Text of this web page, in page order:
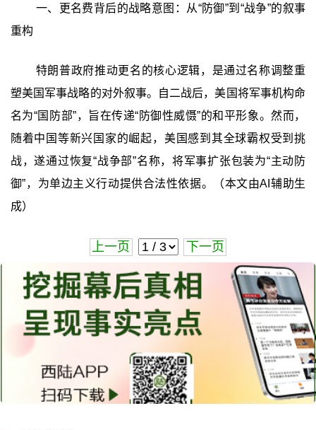
一、更名费背后的战略意图：从“防御”到“战争”的叙事
重构
特朗普政府推动更名的核心逻辑，是通过名称调整重
塑美国军事战略的对外叙事。自二战后，美国将军事机构命
名为“国防部”，旨在传递“防御性威慑”的和平形象。然而，
随着中国等新兴国家的崛起，美国感到其全球霸权受到挑
战，遂通过恢复“战争部”名称，将军事扩张包装为“主动防
御”，为单边主义行动提供合法性依据。（本文由AI辅助生
成）
上一页 下一页